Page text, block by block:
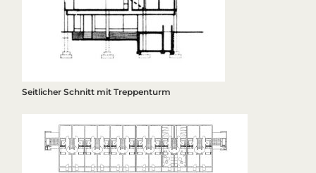
Seitlicher Schnitt mit Treppenturm